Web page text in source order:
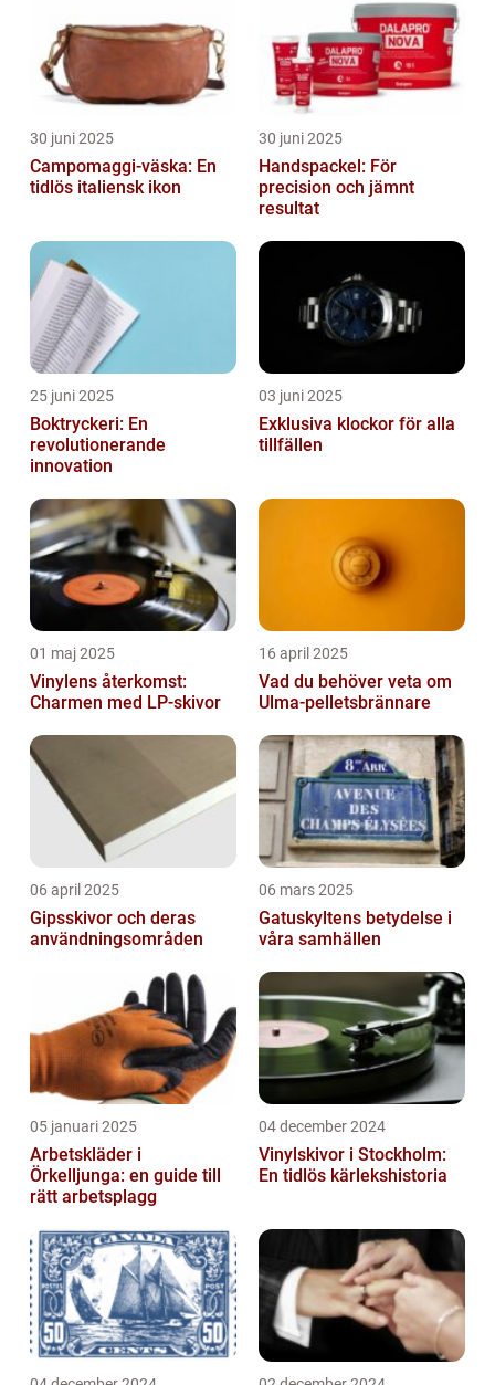
30 juni 2025
Campomaggi-väska: En
tidlös italiensk ikon
30 juni 2025
Handspackel: För
precision och jämnt
resultat
25 juni 2025
Boktryckeri: En
revolutionerande
innovation
03 juni 2025
Exklusiva klockor för alla
tillfällen
01 maj 2025
Vinylens återkomst:
Charmen med LP-skivor
16 april 2025
Vad du behöver veta om
Ulma-pelletsbrännare
06 april 2025
Gipsskivor och deras
användningsområden
06 mars 2025
Gatuskyltens betydelse i
våra samhällen
05 januari 2025
Arbetskläder i
Örkelljunga: en guide till
rätt arbetsplagg
04 december 2024
Vinylskivor i Stockholm:
En tidlös kärlekshistoria